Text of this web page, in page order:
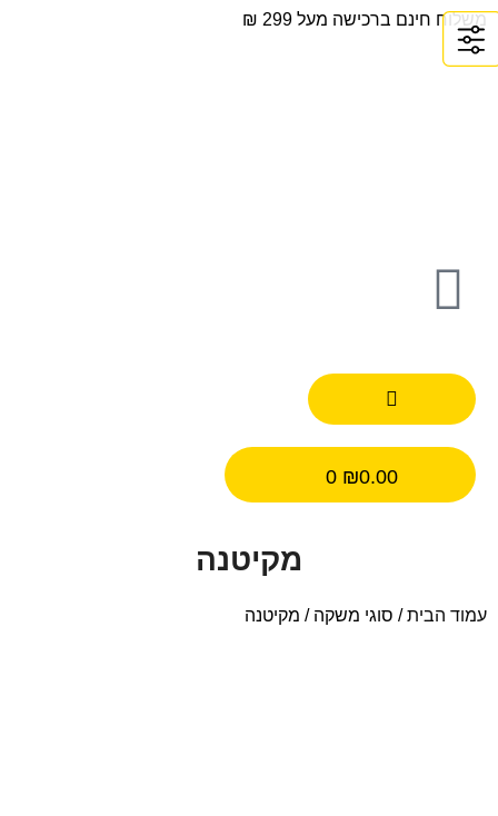
משלוח חינם ברכישה מעל 299 ₪
₪0.00
0
מקיטנה
עמוד הבית/ סוגי משקה / מקיטנה